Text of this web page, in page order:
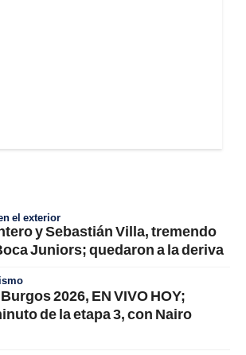
el exterior
y Sebastián Villa, tremendo
Juniors; quedaron a la deriva
2026, EN VIVO HOY;
de la etapa 3, con Nairo